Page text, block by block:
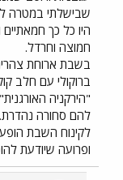
שבישלתי במטרה
היו כל כך
חמוצה וחרדל.
בשבת ארוחת
ברוקולי עם חלב
"הירקניה
להם סחורה נהדרת.
לקינוח השבת
ופרועה שיודעת